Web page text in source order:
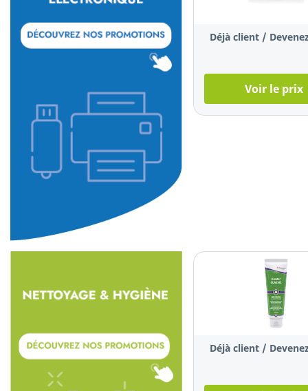
Déjà client /
Voir le prix
Déjà client /